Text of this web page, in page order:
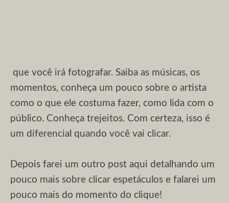
que você irá fotografar. Saiba as músicas, os
momentos, conheça um pouco sobre o artista
como o que ele costuma fazer, como lida com o
público. Conheça trejeitos. Com certeza, isso é
um diferencial quando você vai clicar.
Depois farei um outro post aqui detalhando um
pouco mais sobre clicar espetáculos e falarei um
pouco mais do momento do clique!